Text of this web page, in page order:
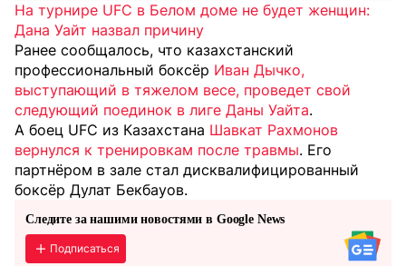
На турнире UFC в Белом доме не будет женщин:
Дана Уайт назвал причину
Ранее сообщалось, что казахстанский
профессиональный боксёр Иван Дычко,
выступающий в тяжелом весе, проведет свой
следующий поединок в лиге Даны Уайта.
А боец UFC из Казахстана Шавкат Рахмонов
вернулся к тренировкам после травмы. Его
партнёром в зале стал дисквалифицированный
боксёр Дулат Бекбауов.
Следите за нашими новостями в Google News
Подписаться